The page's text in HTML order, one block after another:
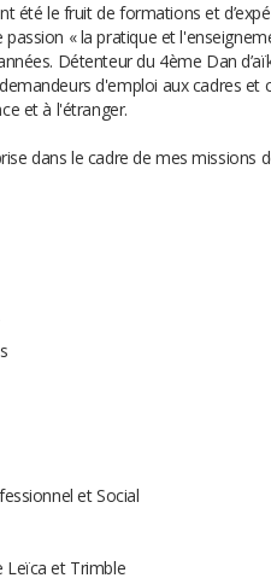
été le fruit de formations et
« la pratique et
Détenteur du 4ème Dan
d'emploi aux cadres et
et à l'étranger.
dans le cadre de mes missions
et Social
Leïca et Trimble